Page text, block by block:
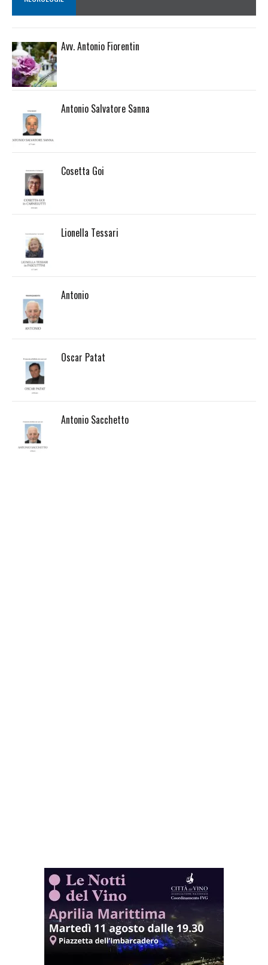
Avv. Antonio Fiorentin
Antonio Salvatore Sanna
Cosetta Goi
Lionella Tessari
Antonio
Oscar Patat
Antonio Sacchetto